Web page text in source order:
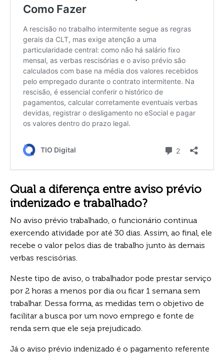
Qual a diferença entre aviso prévio
indenizado e trabalhado?
No aviso prévio trabalhado, o funcionário continua
exercendo atividade por até 30 dias. Assim, ao final, ele
recebe o valor pelos dias de trabalho junto às demais
verbas rescisórias.
Neste tipo de aviso, o trabalhador pode prestar serviço
por 2 horas a menos por dia ou ficar 1 semana sem
trabalhar. Dessa forma, as medidas tem o objetivo de
facilitar a busca por um novo emprego e fonte de
renda sem que ele seja prejudicado.
Já o aviso prévio indenizado é o pagamento referente